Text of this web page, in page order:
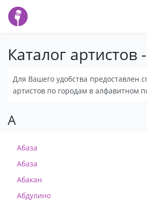
Каталог артистов
Для Вашего удобства предоставлен
артистов по городам в алфавитном
А
Абаза
Абаза
Абакан
Абдулино